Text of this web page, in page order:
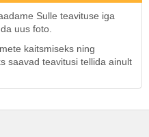
Sulle teavituse iga
uus foto.
kaitsmiseks ning
saavad teavitusi tellida ainult